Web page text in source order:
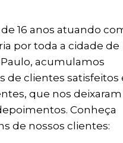
16 anos atuando
por toda a cidade de
Paulo, acumulamos
de clientes satisfeitos
que nos deixaram
Conheça
de nossos clientes: